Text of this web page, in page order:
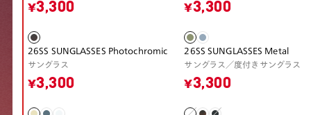
¥3,300 ¥3,300
26SS SUNGLASSES Photochromic
サングラス
¥3,300
26SS SUNGLASSES Metal
サングラス／度付きサングラス
¥3,300